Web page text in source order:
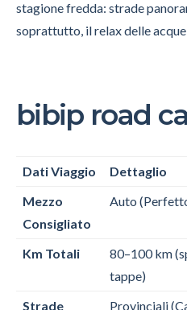
stagione fredda: strade
soprattutto, il relax delle
bibip road
Dati Viaggio
Dettaglio
Mezzo
Consigliato
Auto
Km Totali
80–100 km
tappe)
Strade
Provinciali